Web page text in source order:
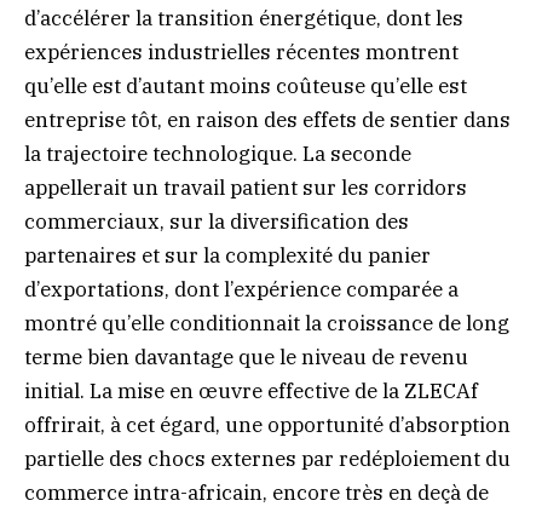
d’accélérer la transition énergétique, dont les
expériences industrielles récentes montrent
qu’elle est d’autant moins coûteuse qu’elle est
entreprise tôt, en raison des effets de sentier dans
la trajectoire technologique. La seconde
appellerait un travail patient sur les corridors
commerciaux, sur la diversification des
partenaires et sur la complexité du panier
d’exportations, dont l’expérience comparée a
montré qu’elle conditionnait la croissance de long
terme bien davantage que le niveau de revenu
initial. La mise en œuvre effective de la ZLECAf
offrirait, à cet égard, une opportunité d’absorption
partielle des chocs externes par redéploiement du
commerce intra-africain, encore très en deçà de